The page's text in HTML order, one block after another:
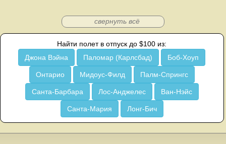
свернуть всё
Найти полет в отпуск до $100 из:
Джона Вэйна
Паломар (Карлсбад) Боб-Хоуп
Онтарио Мидоус-Филд Палм-Спрингс
Санта-Барбара Лос-Анджелес Ван-Нэйс
Санта-Мария Лонг-Бич